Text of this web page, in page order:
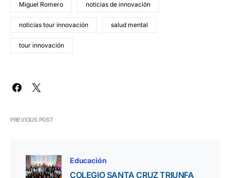
Miguel Romero noticias de innovación
noticias tour innovación salud mental
tour innovación
PREVIOUS POST
Educación
COLEGIO SANTA CRUZ TRIUNFA